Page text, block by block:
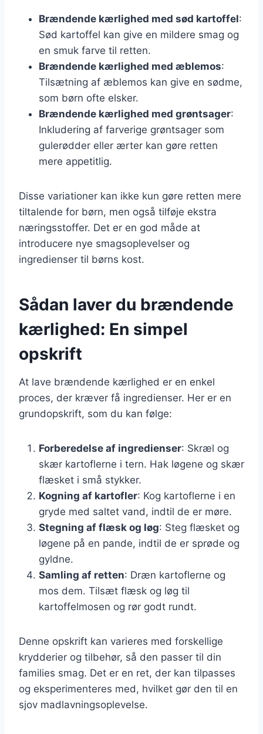
Brændende kærlighed med sød kartoffel:
Sød kartoffel kan give en mildere smag og
en smuk farve til retten.
Brændende kærlighed med æblemos:
Tilsætning af æblemos kan give en sødme,
som børn ofte elsker.
Brændende kærlighed med grøntsager:
Inkludering af farverige grøntsager som
gulerødder eller ærter kan gøre retten
mere appetitlig.
Disse variationer kan ikke kun gøre retten mere
tiltalende for børn, men også tilføje ekstra
næringsstoffer. Det er en god måde at
introducere nye smagsoplevelser og
ingredienser til børns kost.
Sådan laver du brændende
kærlighed: En simpel
opskrift
At lave brændende kærlighed er en enkel
proces, der kræver få ingredienser. Her er en
grundopskrift, som du kan følge:
Forberedelse af ingredienser: Skræl og
skær kartoflerne i tern. Hak løgene og skær
flæsket i små stykker.
Kogning af kartofler: Kog kartoflerne i en
gryde med saltet vand, indtil de er møre.
Stegning af flæsk og løg: Steg flæsket og
løgene på en pande, indtil de er sprøde og
gyldne.
Samling af retten: Dræn kartoflerne og
mos dem. Tilsæt flæsk og løg til
kartoffelmosen og rør godt rundt.
Denne opskrift kan varieres med forskellige
krydderier og tilbehør, så den passer til din
families smag. Det er en ret, der kan tilpasses
og eksperimenteres med, hvilket gør den til en
sjov madlavningsoplevelse.